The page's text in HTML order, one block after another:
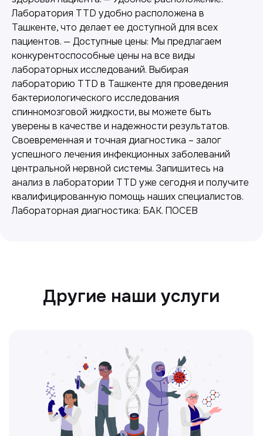
Лаборатория TTD удобно расположена в
Ташкенте, что делает ее доступной для всех
пациентов. — Доступные цены: Мы предлагаем
конкурентоспособные цены на все виды
лабораторных исследований. Выбирая
лабораторию TTD в Ташкенте для проведения
бактериологического исследования
спинномозговой жидкости, вы можете быть
уверены в качестве и надежности результатов.
Своевременная и точная диагностика – залог
успешного лечения инфекционных заболеваний
центральной нервной системы. Запишитесь на
анализ в лаборатории TTD уже сегодня и получите
квалифицированную помощь наших специалистов.
Лабораторная диагностика: БАК. ПОСЕВ
Лабораторная диагностика
Точные анализы для контроля здоровья и
выявления заболеваний.
Безопасный и точный метод для
обследования внутренних органов.